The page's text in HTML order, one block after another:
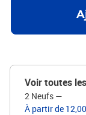
Voir toutes
2 Neufs —
À partir de